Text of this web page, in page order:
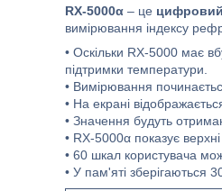
RX-5000α – це
вимірювання індексу
• Оскільки RX-5000 має
підтримки температури.
• Вимірювання
• На екрані
• Значення будуть
• RX-5000α показує
• 60 шкал користувача
• У пам'яті зберігаються